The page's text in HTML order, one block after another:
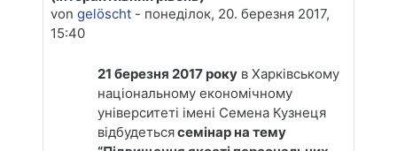
von gelöscht - понеділок, 20. березня 2017,
15:40
21 березня 2017 року в Харківському
національному економічному
університеті імені Семена Кузнеця
відбудетьсясемінар на тему